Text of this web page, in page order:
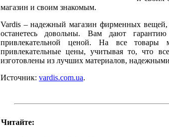
магазин и своим знакомым.
Vardis – надежный магазин фирменных вещей,
останетесь довольны. Вам дают
привлекательной ценой. На все товары
привлекательные цены, учитывая то, что
изготовлены из лучших материалов,
Источник: vardis.com.ua.
Читайте: